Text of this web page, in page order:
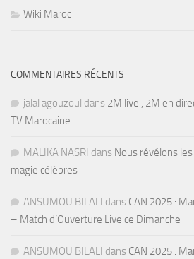
Wiki Maroc
COMMENTAIRES RÉCENTS
jalal agouzoul dans 2M live , 2M en
TV Marocaine
MALIKA NASRI dans Nous révélons
magie célèbres
ANSUMOU BILALI dans CAN 2025 :
– Match d’Ouverture Live ce Dimanche
ANSUMOU BILALI dans CAN 2025 :